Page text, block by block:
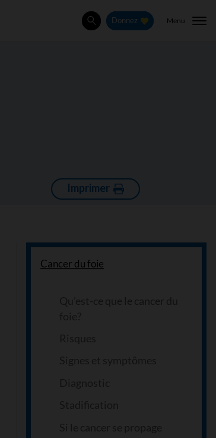
Rechercher
Donnez Menu
Imprimer
Cancer du foie